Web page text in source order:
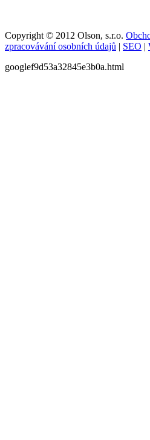
Copyright © 2012 Olson, s.r.o.
zpracovávání osobních údajů | SEO |
googlef9d53a32845e3b0a.html